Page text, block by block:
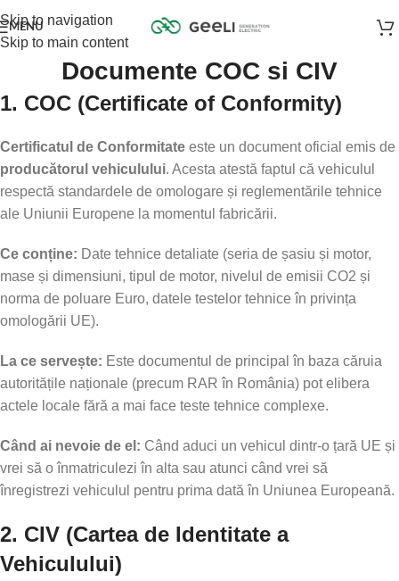
Skip to navigation
Skip to main content
MENU
Documente COC si CIV
1. COC (Certificate of Conformity)
Certificatul de Conformitate este un document oficial emis de
producătorul vehiculului. Acesta atestă faptul că vehiculul
respectă standardele de omologare și reglementările tehnice
ale Uniunii Europene la momentul fabricării.
Ce conține: Date tehnice detaliate (seria de șasiu și motor,
mase și dimensiuni, tipul de motor, nivelul de emisii CO2 și
norma de poluare Euro, datele testelor tehnice în privința
omologării UE).
La ce servește: Este documentul de principal în baza căruia
autoritățile naționale (precum RAR în România) pot elibera
actele locale fără a mai face teste tehnice complexe.
Când ai nevoie de el: Când aduci un vehicul dintr-o țară UE și
vrei să o înmatriculezi în alta sau atunci când vrei să
înregistrezi vehiculul pentru prima dată în Uniunea Europeană.
2. CIV (Cartea de Identitate a
Vehiculului)